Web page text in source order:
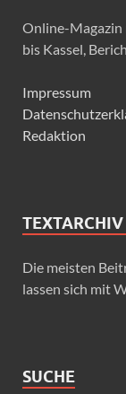
Online-Magazin
bis Kassel,
Impressum
Redaktion
Die meisten
lassen sich mit
SUCHE